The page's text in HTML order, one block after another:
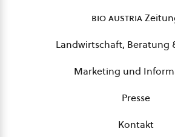
bio austria
Landwirtschaft, Beratung
Marketing und
Presse
Kontakt